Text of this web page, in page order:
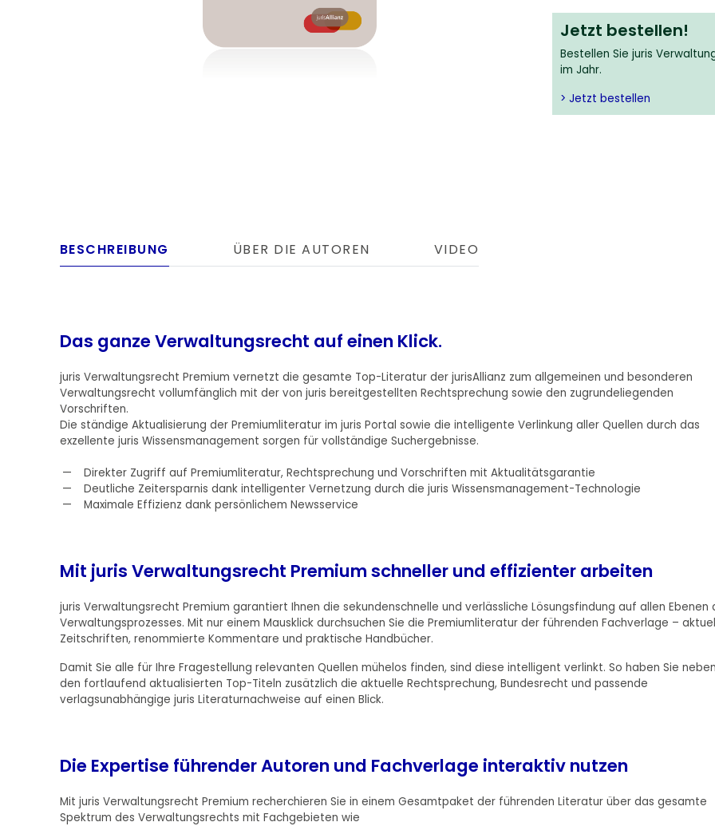
Jetzt bestellen!
Bestellen Sie juris
im Jahr.
> Jetzt bestellen
BESCHREIBUNG ÜBER DIE AUTOREN VIDEO
Das ganze Verwaltungsrecht auf einen Klick.
juris Verwaltungsrecht Premium vernetzt die gesamte Top-Literatur der jurisAllianz zum allgemeinen und besonderen
Verwaltungsrecht vollumfänglich mit der von juris bereitgestellten Rechtsprechung sowie den zugrundeliegenden
Vorschriften.
Die ständige Aktualisierung der Premiumliteratur im juris Portal sowie die intelligente Verlinkung aller Quellen durch das
exzellente juris Wissensmanagement sorgen für vollständige Suchergebnisse.
Direkter Zugriff auf Premiumliteratur, Rechtsprechung und Vorschriften mit Aktualitätsgarantie
Deutliche Zeitersparnis dank intelligenter Vernetzung durch die juris Wissensmanagement-Technologie
Maximale Effizienz dank persönlichem Newsservice
Mit juris Verwaltungsrecht Premium schneller und effizienter arbeiten
juris Verwaltungsrecht Premium garantiert Ihnen die sekundenschnelle und verlässliche Lösungsfindung auf allen Ebenen
Verwaltungsprozesses. Mit nur einem Mausklick durchsuchen Sie die Premiumliteratur der führenden Fachverlage –
Zeitschriften, renommierte Kommentare und praktische Handbücher.
Damit Sie alle für Ihre Fragestellung relevanten Quellen mühelos finden, sind diese intelligent verlinkt. So haben Sie neben
den fortlaufend aktualisierten Top-Titeln zusätzlich die aktuelle Rechtsprechung, Bundesrecht und passende
verlagsunabhängige juris Literaturnachweise auf einen Blick.
Die Expertise führender Autoren und Fachverlage interaktiv nutzen
Mit juris Verwaltungsrecht Premium recherchieren Sie in einem Gesamtpaket der führenden Literatur über das gesamte
Spektrum des Verwaltungsrechts mit Fachgebieten wie